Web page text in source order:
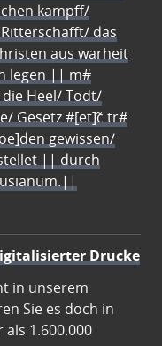
kampff/
das
aus warheit
legen || m#
Heel/ Todt/
Gesetz #[et]c̃ tr#
gewissen/
|| durch
Drucke
in unserem
Sie es doch in
1.600.000